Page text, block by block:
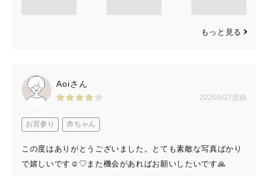
もっと見る
Aoiさん
2026/6/27投稿
お宮参り 赤ちゃん
この度はありがとうございました。とても素敵な写真ばかり
で嬉しいです☺️♡また機会があればお願いしたいです🙏